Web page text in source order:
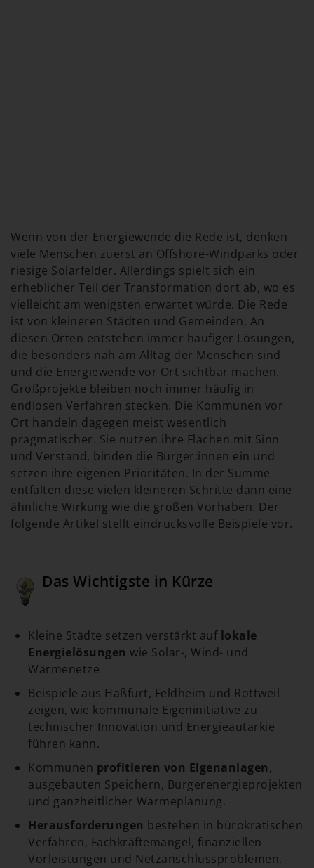
Wenn von der Energiewende die Rede ist, denken
viele Menschen zuerst an Offshore-Windparks oder
riesige Solarfelder. Allerdings spielt sich ein
erheblicher Teil der Transformation dort ab, wo es
vielleicht am wenigsten erwartet würde. Die Rede
ist von kleineren Städten und Gemeinden. An
diesen Orten entstehen immer häufiger Lösungen,
die besonders nah am Alltag der Menschen sind
und die Energiewende vor Ort sichtbar machen.
Großprojekte bleiben noch immer häufig in
endlosen Verfahren stecken. Die Kommunen vor
Ort handeln dagegen meist wesentlich
pragmatischer. Sie nutzen ihre Flächen mit Sinn
und Verstand, binden die Bürger:innen ein und
setzen ihre eigenen Prioritäten. In der Summe
entfalten diese vielen kleineren Schritte dann eine
ähnliche Wirkung wie die großen Vorhaben. Der
folgende Artikel stellt eindrucksvolle Beispiele vor.
Das Wichtigste in Kürze
Kleine Städte setzen verstärkt auf lokale
Energielösungen wie Solar-, Wind- und
Wärmenetze
Beispiele aus Haßfurt, Feldheim und Rottweil
zeigen, wie kommunale Eigeninitiative zu
technischer Innovation und Energieautarkie
führen kann.
Kommunen profitieren von Eigenanlagen,
ausgebauten Speichern, Bürgerenergieprojekten
und ganzheitlicher Wärmeplanung.
Herausforderungen bestehen in bürokratischen
Verfahren, Fachkräftemangel, finanziellen
Vorleistungen und Netzanschlussproblemen.